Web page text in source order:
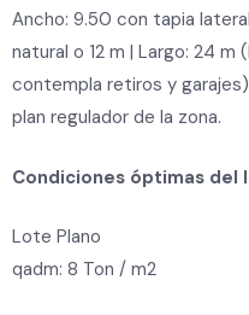
Ancho: 9.50 con tapia
natural o 12 m | Largo: 24 m
contempla retiros y
plan regulador de la zona.
Condiciones óptimas del
Lote Plano
qadm: 8 Ton / m2